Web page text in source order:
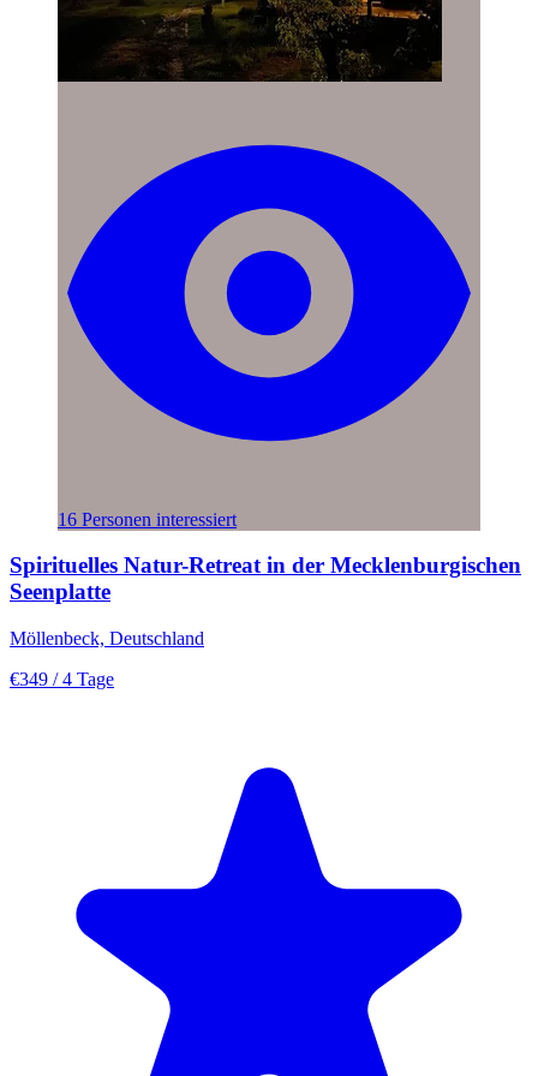
16 Personen interessiert
Spirituelles Natur-Retreat in der Mecklenburgischen
Seenplatte
Möllenbeck, Deutschland
€349 / 4 Tage